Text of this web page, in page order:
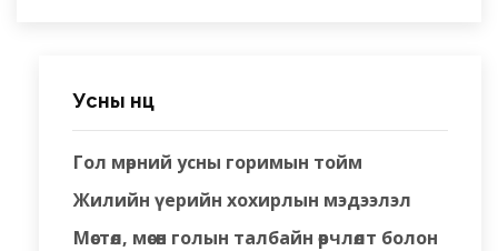
Усны нөөц
Гол мөрний усны горимын тойм
Жилийн үерийн хохирлын мэдээлэл
Мөстөл, мөсөн голын талбайн өөрчлөлт болон